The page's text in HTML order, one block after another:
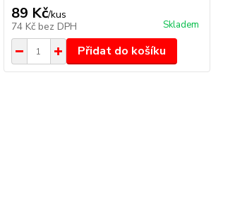
89 Kč/kus
74 Kč bez DPH Skladem
Přidat do košíku